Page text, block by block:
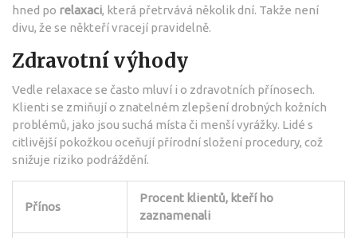
hned po relaxaci, která přetrvává několik dní. Takže není
divu, že se někteří vracejí pravidelně.
Zdravotní výhody
Vedle relaxace se často mluví i o zdravotních přínosech.
Klienti se zmiňují o znatelném zlepšení drobných kožních
problémů, jako jsou suchá místa či menší vyrážky. Lidé s
citlivější pokožkou oceňují přírodní složení procedury, což
snižuje riziko podráždění.
Přínos
Procent klientů, kteří ho
zaznamenali